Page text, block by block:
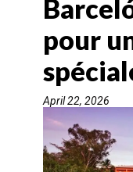
HOTELS & RESORTS
DESTINATIONS
AGENTS DE VOYAGE
pour
April 22, 2026